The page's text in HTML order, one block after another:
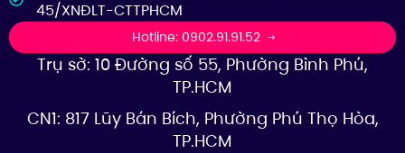
45/XNĐLT-CTTPHCM
Hotline: 0902.91.91.52
Trụ sở: 10 Đường số 55, Phường Bình Phú,
TP.HCM
CN1: 817 Lũy Bán Bích, Phường Phú Thọ Hòa,
TP.HCM